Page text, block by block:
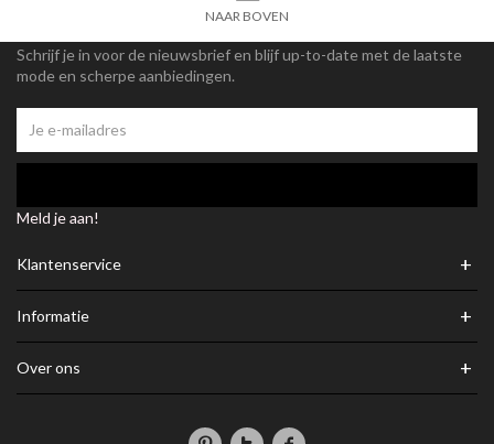
NAAR BOVEN
Schrijf je in voor de nieuwsbrief en blijf up-to-date met de laatste
mode en scherpe aanbiedingen.
Meld je aan!
Klantenservice +
Informatie +
Over ons +